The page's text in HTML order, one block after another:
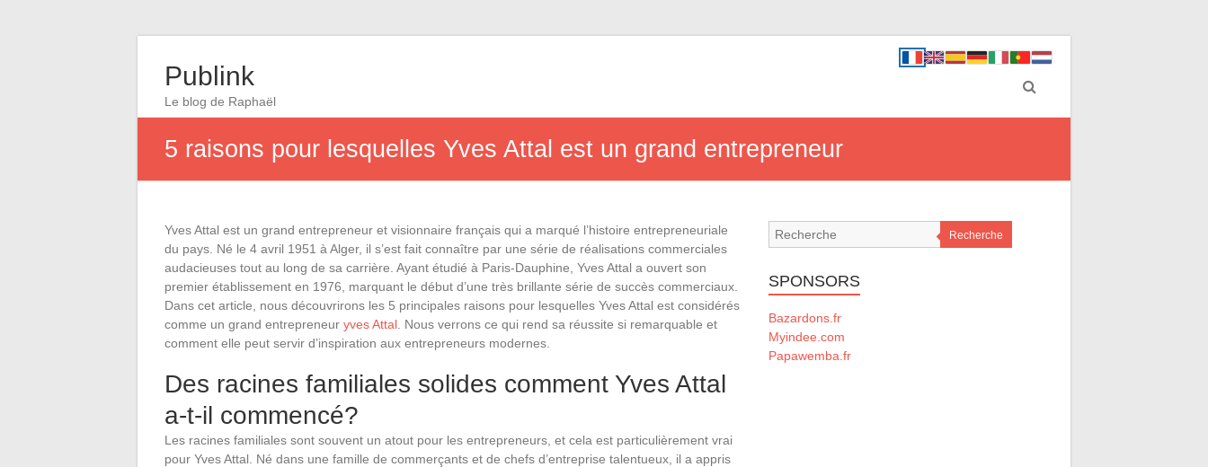
Publink
Le blog de Raphaël
5 raisons pour lesquelles Yves Attal est un grand entrepreneur
Yves Attal est un grand entrepreneur et visionnaire français qui a marqué l’histoire entrepreneuriale
du pays. Né le 4 avril 1951 à Alger, il s’est fait connaître par une série de réalisations commerciales
audacieuses tout au long de sa carrière. Ayant étudié à Paris-Dauphine, Yves Attal a ouvert son
premier établissement en 1976, marquant le début d’une très brillante série de succès commerciaux.
Dans cet article, nous découvrirons les 5 principales raisons pour lesquelles Yves Attal est considérés
comme un grand entrepreneur yves Attal . Nous verrons ce qui rend sa réussite si remarquable et
comment elle peut servir d’inspiration aux entrepreneurs modernes.
Des racines familiales solides comment Yves Attal
a-t-il commencé?
Les racines familiales sont souvent un atout pour les entrepreneurs, et cela est particulièrement vrai
pour Yves Attal. Né dans une famille de commerçants et de chefs d’entreprise talentueux, il a appris
Recherche
SPONSORS
Bazardons.fr
Myindee.com
Papawemba.fr